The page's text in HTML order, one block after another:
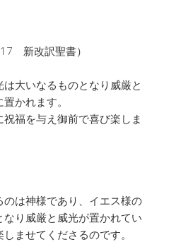
新改訳聖書）
大いなるものとなり威厳と
かれます。
福を与え御前で喜び楽しま
は神様であり、イエス様の
り威厳と威光が置かれてい
ませてくださるのです。